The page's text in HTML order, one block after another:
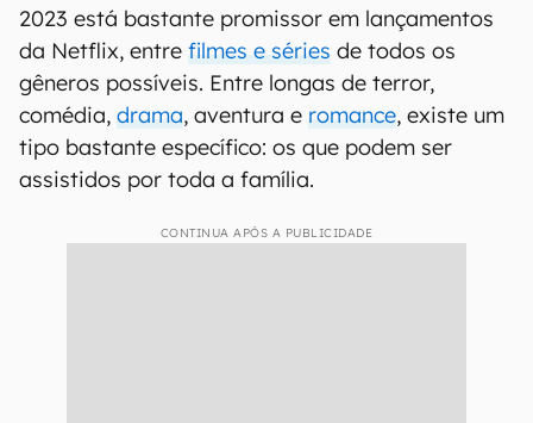
2023 está bastante promissor em lançamentos
da Netflix, entre filmes e séries de todos os
gêneros possíveis. Entre longas de terror,
comédia, drama, aventura e romance, existe um
tipo bastante específico: os que podem ser
assistidos por toda a família.
CONTINUA APÓS A PUBLICIDADE